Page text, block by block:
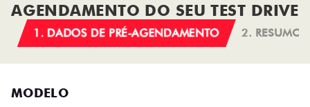
AGENDAMENTO DO SEU TEST DRIVE
1. DADOS DE PRÉ-AGENDAMENTO 2. RESUMO
MODELO